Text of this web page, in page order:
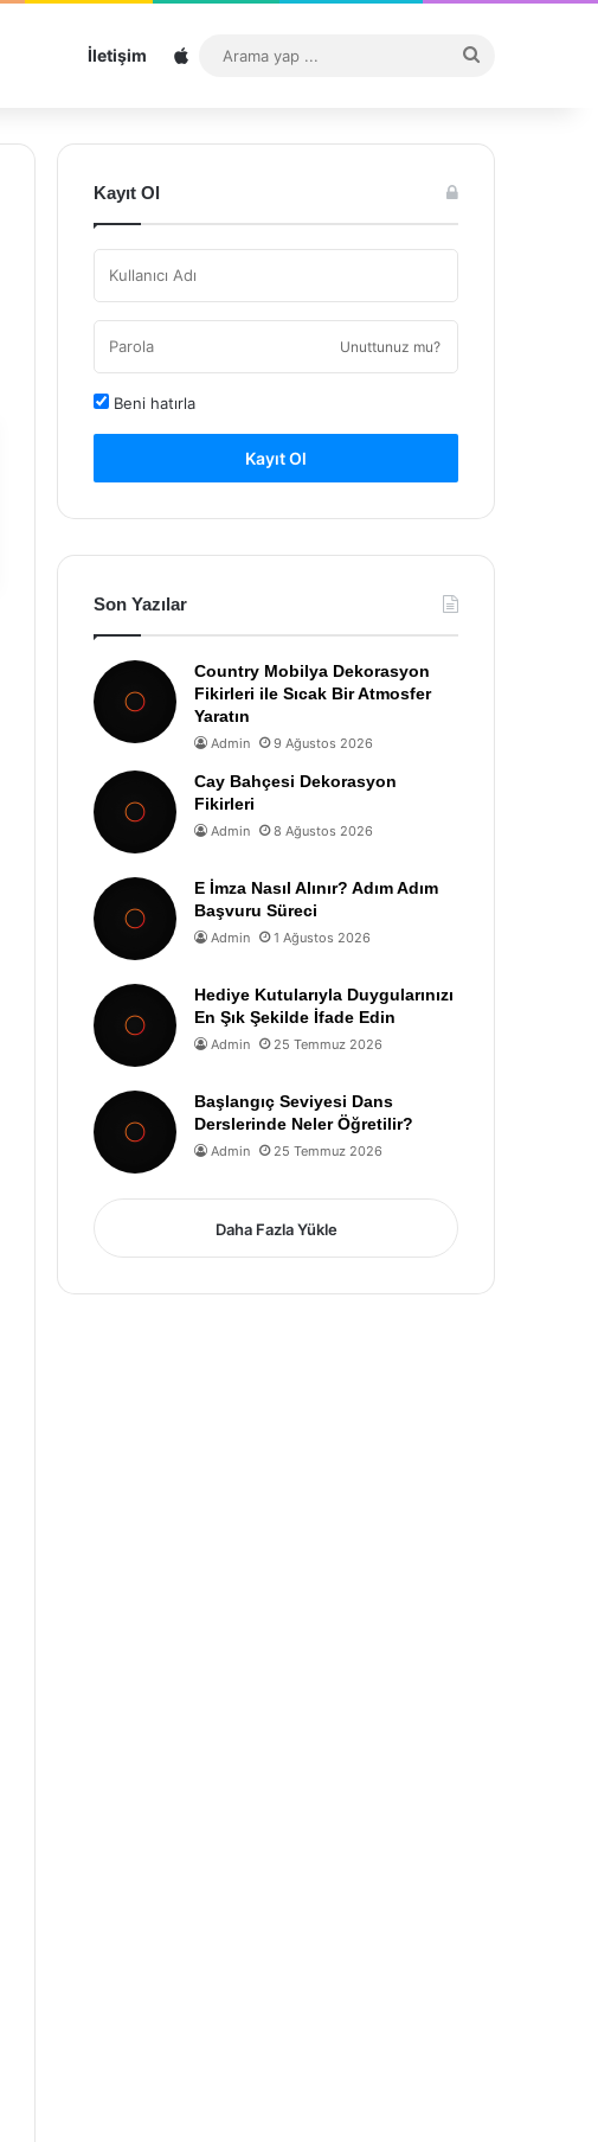
İletişim Sitemap
...
Kayıt Ol
Unuttunuz mu?
Beni hatırla
Kayıt Ol
Son Yazılar
Country Mobilya Dekorasyon
Fikirleri ile Sıcak Bir Atmosfer
Yaratın
Admin 9 Ağustos 2026
Cay Bahçesi Dekorasyon
Fikirleri
Admin 8 Ağustos 2026
E İmza Nasıl Alınır? Adım Adım
Başvuru Süreci
Admin 1 Ağustos 2026
Hediye Kutularıyla Duygularınızı
En Şık Şekilde İfade Edin
Admin 25 Temmuz 2026
Başlangıç Seviyesi Dans
Derslerinde Neler Öğretilir?
Admin 25 Temmuz 2026
Daha Fazla Yükle